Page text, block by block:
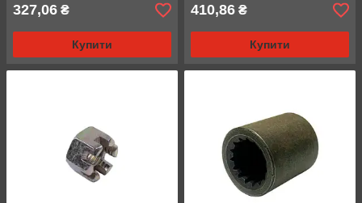
327,06 ₴
Купити
410,86 ₴
Купити